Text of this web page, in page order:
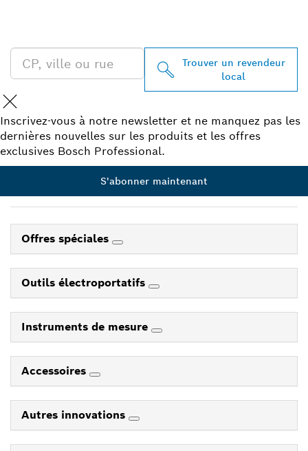
Trouver un revendeur
local
Inscrivez-vous à notre newsletter et ne manquez pas les
dernières nouvelles sur les produits et les offres
exclusives Bosch Professional.
S'abonner maintenant
Offres spéciales
Outils électroportatifs
Instruments de mesure
Accessoires
Autres innovations